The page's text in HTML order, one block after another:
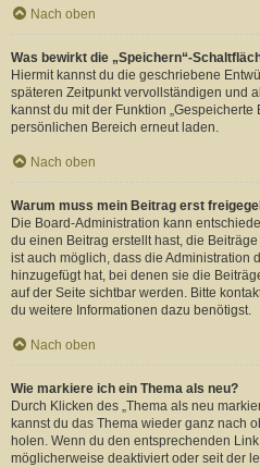
Nach oben
Was bewirkt die „Speichern“-
Hiermit kannst du die geschriebene
späteren Zeitpunkt vervollständigen und
kannst du mit der Funktion
persönlichen Bereich erneut laden.
Nach oben
Warum muss mein Beitrag erst
Die Board-Administration kann
du einen Beitrag erstellt hast, die
ist auch möglich, dass die Administration
hinzugefügt hat, bei denen sie die
auf der Seite sichtbar werden. Bitte
du weitere Informationen dazu benötigst.
Nach oben
Wie markiere ich ein Thema als neu?
Durch Klicken des „Thema als neu
kannst du das Thema wieder ganz nach
holen. Wenn du den entsprechenden
möglicherweise deaktiviert oder seit der